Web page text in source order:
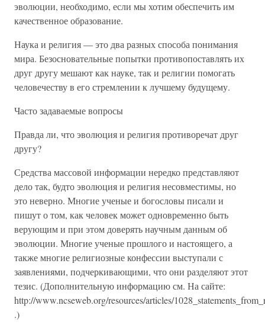
эволюции, необходимо, если мы хотим обеспечить им
качественное образование.
Наука и религия — это два разных способа понимания
мира. Безосновательные попытки противопоставлять их
друг другу мешают как науке, так и религии помогать
человечеству в его стремлении к лучшему будущему.
Часто задаваемые вопросы
Правда ли, что эволюция и религия противоречат друг
другу?
Средства массовой информации нередко представляют
дело так, будто эволюция и религия несовместимы, но
это неверно. Многие ученые и богословы писали и
пишут о том, как человек может одновременно быть
верующим и при этом доверять научным данным об
эволюции. Многие ученые прошлого и настоящего, а
также многие религиозные конфессии выступали с
заявлениями, подчеркивающими, что они разделяют этот
тезис. (Дополнительную информацию см. На сайте:
http://www.ncseweb.org/resources/articles/
.)